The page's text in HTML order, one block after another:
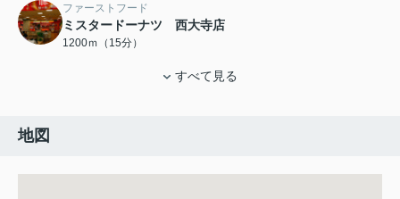
ファーストフード
ミスタードーナツ 西大寺店
1200ｍ（15分）
すべて見る
地図